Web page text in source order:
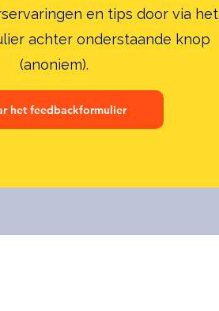
en tips door via het
achter onderstaande knop
(anoniem).
het feedbackformulier